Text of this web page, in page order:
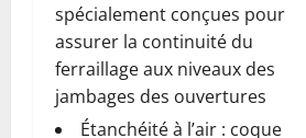
spécialement conçues pour
assurer la continuité du
ferraillage aux niveaux des
jambages des ouvertures
Étanchéité à l’air : coque